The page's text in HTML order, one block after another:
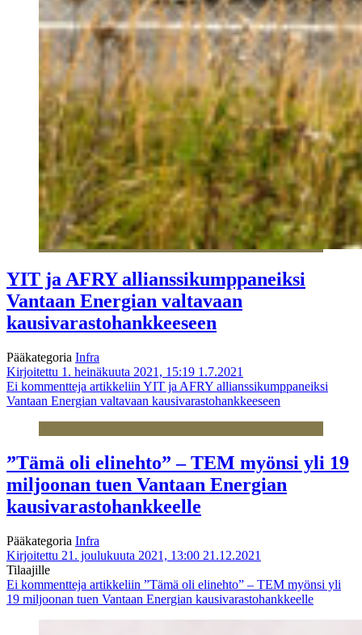
YIT ja AFRY allianssikumppaneiksi
Vantaan Energian valtavaan
kausivarastohankkeeseen
Pääkategoria Infra
Kirjoitettu 1. heinäkuuta 2021, 15:19 1.7.2021
Ei kommentteja artikkeliin YIT ja AFRY allianssikumppaneiksi
Vantaan Energian valtavaan kausivarastohankkeeseen
”Tämä oli elinehto” – TEM myönsi yli 19
miljoonan tuen Vantaan Energian
kausivarastohankkeelle
Pääkategoria Infra
Kirjoitettu 21. joulukuuta 2021, 13:00 21.12.2021
Tilaajille
Ei kommentteja artikkeliin ”Tämä oli elinehto” – TEM myönsi yli
19 miljoonan tuen Vantaan Energian kausivarastohankkeelle